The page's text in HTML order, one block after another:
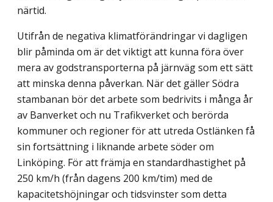
närtid.
Utifrån de negativa klimatförändringar vi dagligen
blir påminda om är det viktigt att kunna föra över
mera av godstransporterna på järnväg som ett sätt
att minska denna påverkan. När det gäller Södra
stambanan bör det arbete som bedrivits i många år
av Banverket och nu Trafikverket och berörda
kommuner och regioner för att utreda Ostlänken få
sin fortsättning i liknande arbete söder om
Linköping. För att främja en standardhastighet på
250 km/h (från dagens 200 km/tim) med de
kapacitetshöjningar och tidsvinster som detta